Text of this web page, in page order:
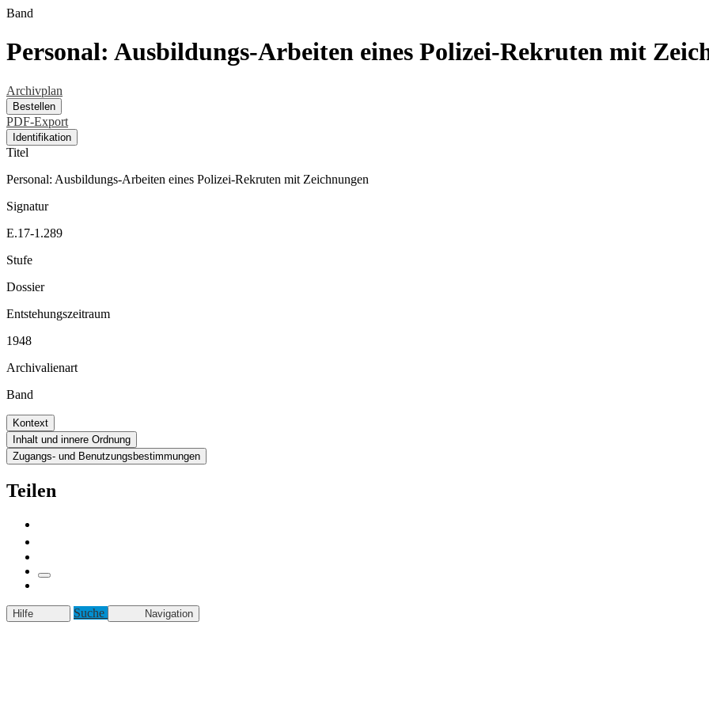
Band
Personal: Ausbildungs-Arbeiten eines Polizei-Rekruten mit
Archivplan
Bestellen
PDF-Export
Identifikation
Titel
Personal: Ausbildungs-Arbeiten eines Polizei-Rekruten mit Zeichnungen
Signatur
E.17-1.289
Stufe
Dossier
Entstehungszeitraum
1948
Archivalienart
Band
Kontext
Inhalt und innere Ordnung
Zugangs- und Benutzungsbestimmungen
Teilen
Hilfe Suche Navigation